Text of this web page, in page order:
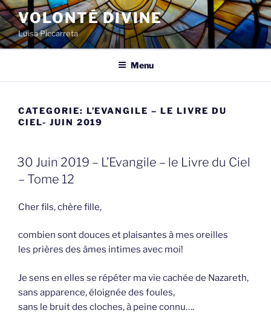
Spring
naar
de
inhoud
VOLONTÉ DIVINE
Luisa Piccarreta
Menu
CATEGORIE: L’EVANGILE – LE LIVRE DU
CIEL- JUIN 2019
GEPLAATST
OP
30 Juin 2019 – L’Evangile – le Livre du Ciel
– Tome 12
Cher fils, chère fille,
com­bien sont douces et plaisantes à mes oreilles
les prières des âmes intimes avec moi!
Je sens en elles se répéter ma vie cachée de Nazareth,
sans apparence, éloignée des foules,
sans le bruit des cloches, à peine connu….